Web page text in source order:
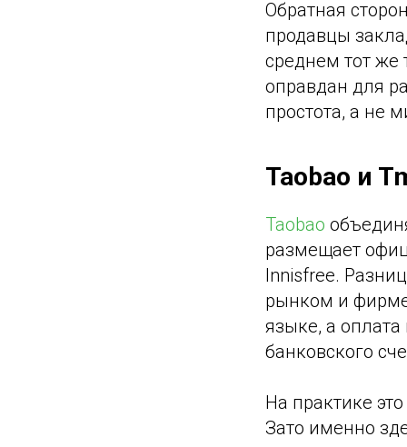
Обратная
продавцы
среднем тот же
оправдан для
простота, а не
Taobao и
Taobao
размещает
Innisfree.
рынком и
языке, а оплата
банковского
На практике
Зато именно